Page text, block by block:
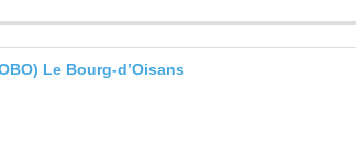
Le Bourg-d’Oisans